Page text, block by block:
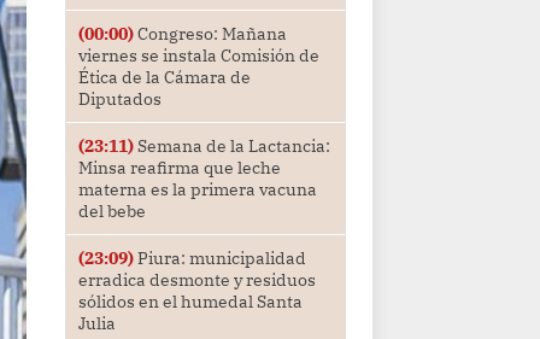
(00:00)Congreso: Mañana
viernes se instala Comisión de
Ética de la Cámara de
Diputados
(23:11)Semana de la Lactancia:
Minsa reafirma que leche
materna es la primera vacuna
del bebe
(23:09)Piura: municipalidad
erradica desmonte y residuos
sólidos en el humedal Santa
Julia